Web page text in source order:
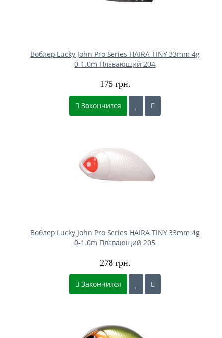
Воблер Lucky John Pro Series HAIRA TINY 33mm 4g
0-1.0m Плавающий 204
175 грн.
Закончился
Воблер Lucky John Pro Series HAIRA TINY 33mm 4g
0-1.0m Плавающий 205
278 грн.
Закончился